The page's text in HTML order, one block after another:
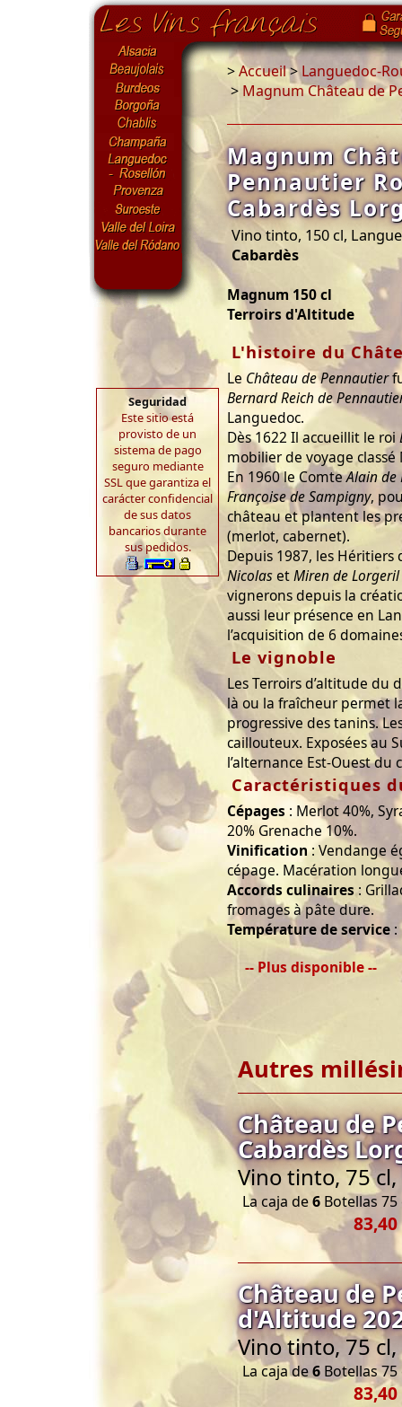
Seguridad
Este sitio está
provisto de un
sistema de pago
seguro mediante
SSL que garantiza el
carácter confidencial
de sus datos
bancarios durante
sus pedidos.
>Accueil>Languedoc-
> Magnum Château de
Magnum
Pennautier
Cabardès
Vino tinto, 150 cl,
Cabardès
Magnum 150 cl
Terroirs d'Altitude
L'histoire du
Le Château de Pennautier
Bernard Reich de
Languedoc.
Dès 1622 Il accueillit le roi
mobilier de voyage
En 1960 le ComteAlain de
Françoise de Sampigny,
château et plantent les
(merlot, cabernet).
Depuis 1987, les Héritiers
NicolasetMiren de Lorgeril
vignerons depuis la
aussi leur présence en
l’acquisition de 6
Le vignoble
Les Terroirs d’altitude du
là ou la fraîcheur permet
progressive des tanins.
caillouteux. Exposées au
l’alternance Est-Ouest du
Caractéristiques
Cépages : Merlot 40%,
20% Grenache 10%.
Vinification: Vendange
cépage. Macération
Accords culinaires:
fromages à pâte dure.
Température de service :
-- Plus disponible --
Autres
Château de
Cabardès
Vino tinto, 75
La caja de6 Botellas 75
83,40
Château de
d'Altitude
Vino tinto, 75
La caja de6 Botellas 75
83,40